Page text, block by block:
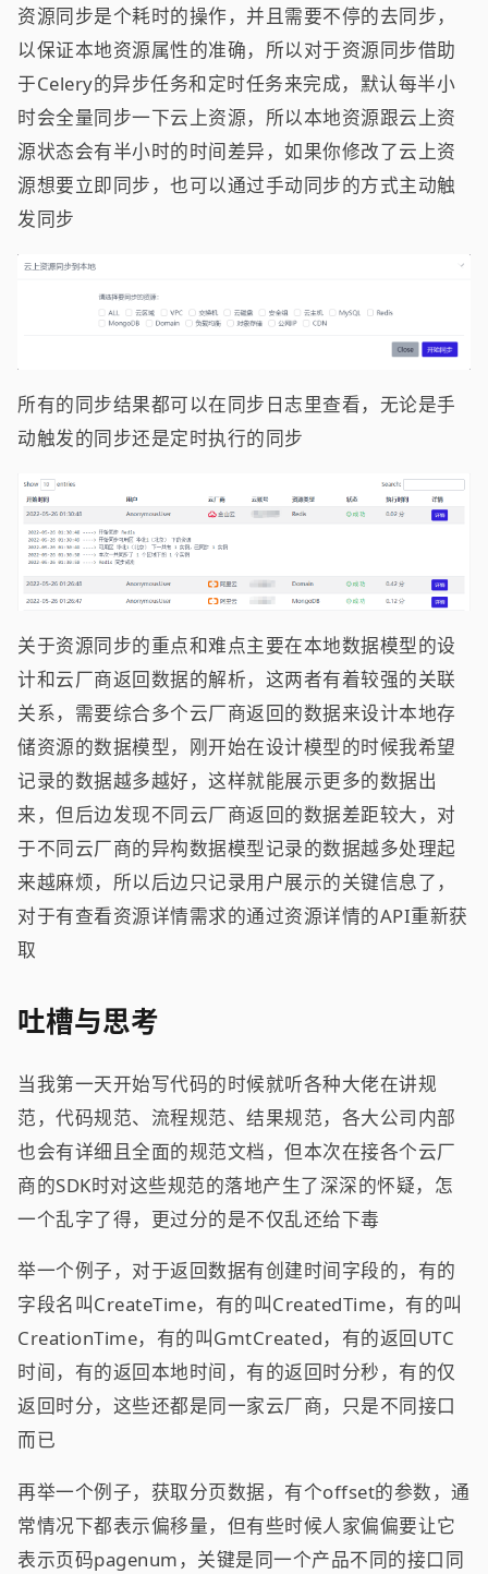
资源同步是个耗时的操作，并且需要不停的去同步，
以保证本地资源属性的准确，所以对于资源同步借助
于Celery的异步任务和定时任务来完成，默认每半小
时会全量同步一下云上资源，所以本地资源跟云上资
源状态会有半小时的时间差异，如果你修改了云上资
源想要立即同步，也可以通过手动同步的方式主动触
发同步
所有的同步结果都可以在同步日志里查看，无论是手
动触发的同步还是定时执行的同步
关于资源同步的重点和难点主要在本地数据模型的设
计和云厂商返回数据的解析，这两者有着较强的关联
关系，需要综合多个云厂商返回的数据来设计本地存
储资源的数据模型，刚开始在设计模型的时候我希望
记录的数据越多越好，这样就能展示更多的数据出
来，但后边发现不同云厂商返回的数据差距较大，对
于不同云厂商的异构数据模型记录的数据越多处理起
来越麻烦，所以后边只记录用户展示的关键信息了，
对于有查看资源详情需求的通过资源详情的API重新获
取
吐槽与思考
当我第一天开始写代码的时候就听各种大佬在讲规
范，代码规范、流程规范、结果规范，各大公司内部
也会有详细且全面的规范文档，但本次在接各个云厂
商的SDK时对这些规范的落地产生了深深的怀疑，怎
一个乱字了得，更过分的是不仅乱还给下毒
举一个例子，对于返回数据有创建时间字段的，有的
字段名叫CreateTime，有的叫CreatedTime，有的叫
CreationTime，有的叫GmtCreated，有的返回UTC
时间，有的返回本地时间，有的返回时分秒，有的仅
返回时分，这些还都是同一家云厂商，只是不同接口
而已
再举一个例子，获取分页数据，有个offset的参数，通
常情况下都表示偏移量，但有些时候人家偏偏要让它
表示页码pagenum，关键是同一个产品不同的接口同